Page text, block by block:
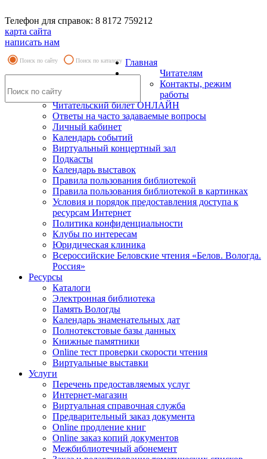
Телефон для справок: 8 8172 759212
карта сайта
написать нам
Поиск по сайту Поиск по каталогу Главная
Читателям
Контакты, режим
работы
Читательский билет ОНЛАЙН
Ответы на часто задаваемые вопросы
Личный кабинет
Календарь событий
Виртуальный концертный зал
Подкасты
Календарь выставок
Правила пользования библиотекой
Правила пользования библиотекой в картинках
Условия и порядок предоставления доступа к
ресурсам Интернет
Политика конфиденциальности
Клубы по интересам
Юридическая клиника
Всероссийские Беловские чтения «Белов. Вологда.
Россия»
Ресурсы
Каталоги
Электронная библиотека
Память Вологды
Календарь знаменательных дат
Полнотекстовые базы данных
Книжные памятники
Online тест проверки скорости чтения
Виртуальные выставки
Услуги
Перечень предоставляемых услуг
Интернет-магазин
Виртуальная справочная служба
Предварительный заказ документа
Online продление книг
Online заказ копий документов
Межбиблиотечный абонемент